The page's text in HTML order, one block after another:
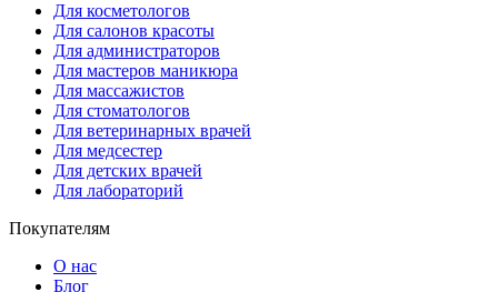
Для косметологов
Для салонов красоты
Для администраторов
Для мастеров маникюра
Для массажистов
Для стоматологов
Для ветеринарных врачей
Для медсестер
Для детских врачей
Для лабораторий
Покупателям
О нас
Блог